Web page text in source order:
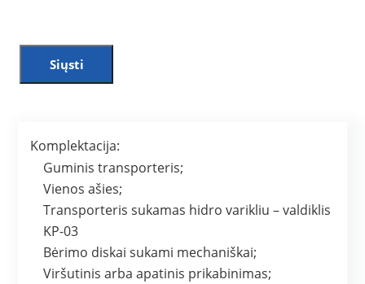
Siųsti
Komplektacija:
Guminis transporteris;
Vienos ašies;
Transporteris sukamas hidro varikliu – valdiklis
KP-03
Bėrimo diskai sukami mechaniškai;
Viršutinis arba apatinis prikabinimas;